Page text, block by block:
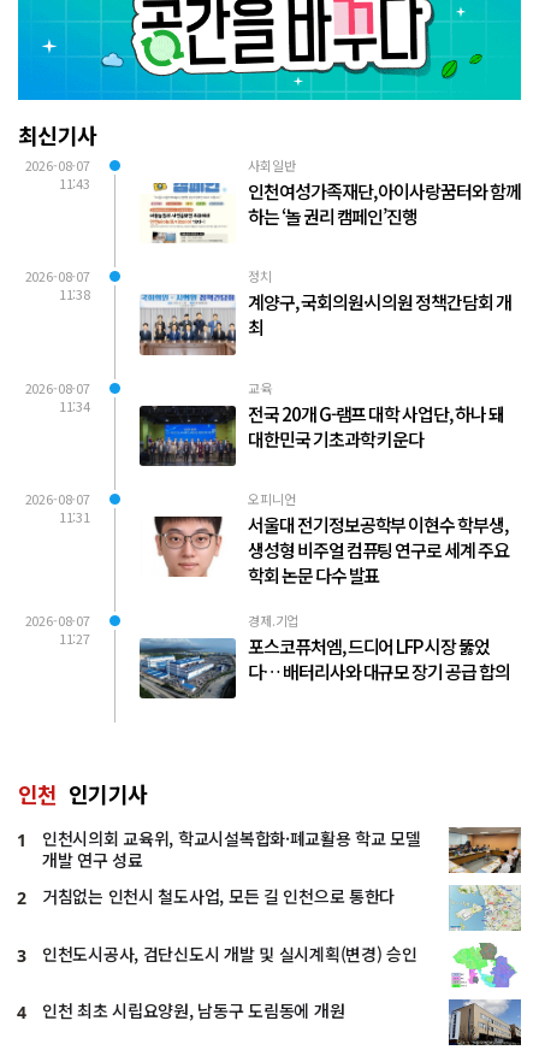
최신기사
2026-08-07
11:43
사회일반
인천여성가족재단, 아이사랑꿈터와 함께
하는 ‘놀 권리 캠페인’진행
2026-08-07
11:38
정치
계양구, 국회의원·시의원 정책간담회 개
최
2026-08-07
11:34
교육
전국 20개 G-램프 대학 사업단, 하나 돼
대한민국 기초과학 키운다
2026-08-07
11:31
오피니언
서울대 전기정보공학부 이현수 학부생,
생성형 비주얼 컴퓨팅 연구로 세계 주요
학회 논문 다수 발표
2026-08-07
11:27
경제.기업
포스코퓨처엠, 드디어 LFP 시장 뚫었
다… 배터리사와 대규모 장기 공급 합의
인천 인기기사
1
인천시의회 교육위, 학교시설복합화·폐교활용 학교 모델
개발 연구 성료
2 거침없는 인천시 철도사업, 모든 길 인천으로 통한다
3 인천도시공사, 검단신도시 개발 및 실시계획(변경) 승인
4 인천 최초 시립요양원, 남동구 도림동에 개원